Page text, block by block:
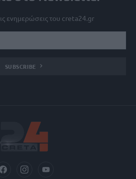
ενημερώσεις του creta24.gr
SUBSCRIBE